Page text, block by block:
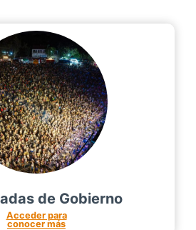
de Gobierno
Acceder para
conocer más